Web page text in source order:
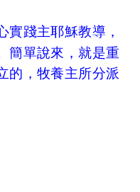
實踐主耶穌教導，
簡單說來，就是重
的，牧養主所分派